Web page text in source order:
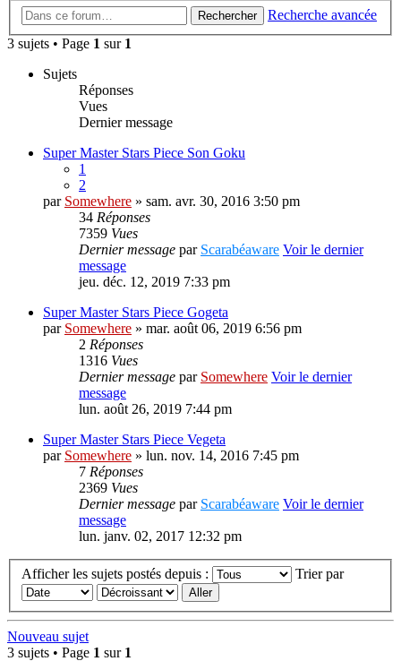
Rechercher
Recherche avancée
3 sujets • Page 1 sur 1
Sujets
Réponses
Vues
Dernier message
Super Master Stars Piece Son Goku
1
2
par Somewhere » sam. avr. 30, 2016 3:50 pm
34 Réponses
7359 Vues
Dernier message par Scarabéaware Voir le dernier
message
jeu. déc. 12, 2019 7:33 pm
Super Master Stars Piece Gogeta
par Somewhere » mar. août 06, 2019 6:56 pm
2 Réponses
1316 Vues
Dernier message par Somewhere Voir le dernier
message
lun. août 26, 2019 7:44 pm
Super Master Stars Piece Vegeta
par Somewhere » lun. nov. 14, 2016 7:45 pm
7 Réponses
2369 Vues
Dernier message par Scarabéaware Voir le dernier
message
lun. janv. 02, 2017 12:32 pm
Afficher les sujets postés depuis : Trier par
Nouveau sujet
3 sujets • Page 1 sur 1